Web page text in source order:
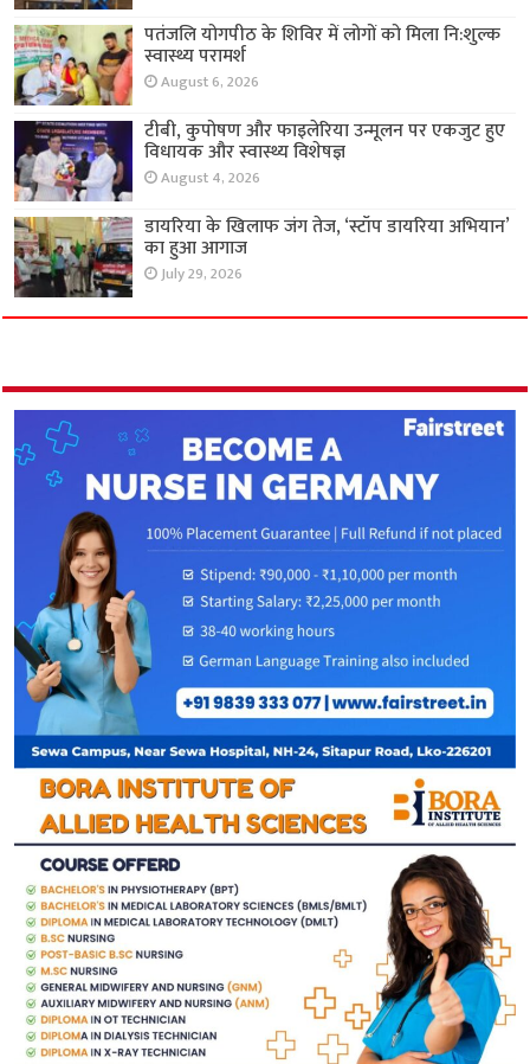
पतंजलि योगपीठ के शिविर में लोगों को मिला नि:शुल्क
स्वास्थ्य परामर्श
August 6, 2026
टीबी, कुपोषण और फाइलेरिया उन्मूलन पर एकजुट हुए
विधायक और स्वास्थ्य विशेषज्ञ
August 4, 2026
डायरिया के खिलाफ जंग तेज, ‘स्टॉप डायरिया अभियान’
का हुआ आगाज
July 29, 2026